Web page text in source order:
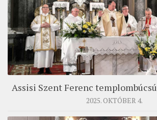
Assisi Szent Ferenc
2025. OKTÓBER 4.